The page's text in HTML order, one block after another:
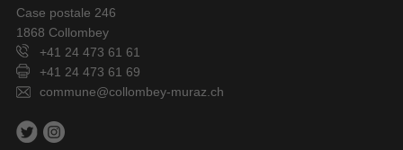
Case postale 246
1868 Collombey
+41 24 473 61 61
+41 24 473 61 69
commune@collombey-muraz.ch